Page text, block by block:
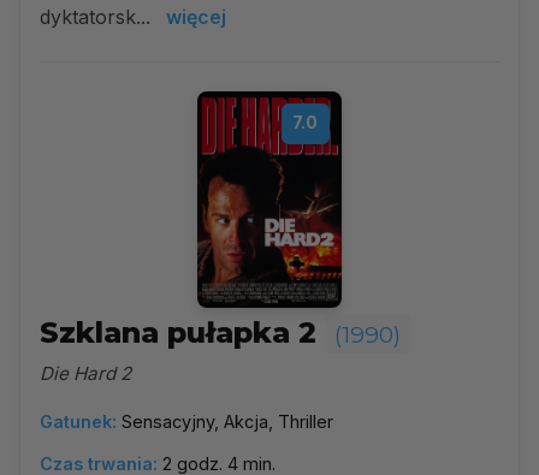
dyktatorsk...
więcej
7.0
Szklana pułapka 2 (1990)
Die Hard 2
Gatunek: Sensacyjny, Akcja, Thriller
Czas trwania: 2 godz. 4 min.